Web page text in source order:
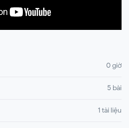
0 giờ
5 bài
1 tài liệu